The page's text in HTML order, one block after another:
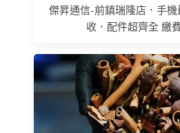
傑昇通信-前鎮瑞隆店．手
收．配件超齊全 繳